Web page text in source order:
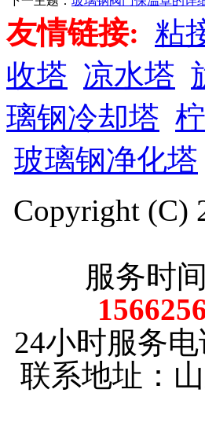
友情链接: 粘
收塔 凉水塔
璃钢冷却塔
玻璃钢净化塔
Copyright (C)
服务时间
24小时服务
联系地址：